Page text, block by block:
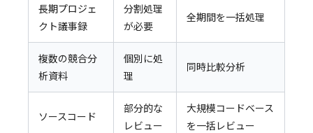
長期プロジェ
クト議事録
分割処理
が必要
全期間を一括処理
複数の競合分
析資料
個別に処
理
同時比較分析
ソースコード
部分的な
レビュー
大規模コードベース
を一括レビュー